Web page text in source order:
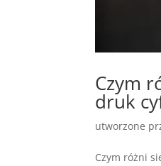
Czym
druk
utworzone
Czym różni